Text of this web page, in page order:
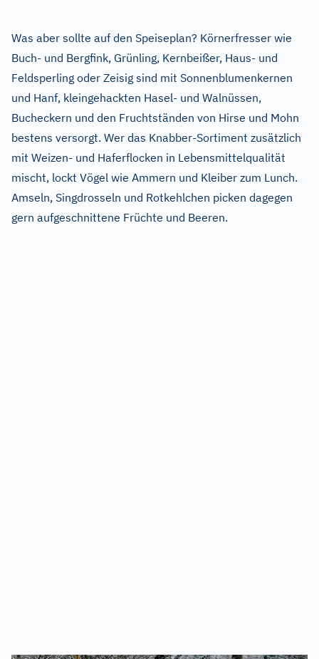
Was aber sollte auf den Speiseplan? Körnerfresser wie
Buch- und Bergfink, Grünling, Kernbeißer, Haus- und
Feldsperling oder Zeisig sind mit Sonnenblumenkernen
und Hanf, kleingehackten Hasel- und Walnüssen,
Bucheckern und den Fruchtständen von Hirse und Mohn
bestens versorgt. Wer das Knabber-Sortiment zusätzlich
mit Weizen- und Haferflocken in Lebensmittelqualität
mischt, lockt Vögel wie Ammern und Kleiber zum Lunch.
Amseln, Singdrosseln und Rotkehlchen picken dagegen
gern aufgeschnittene Früchte und Beeren.